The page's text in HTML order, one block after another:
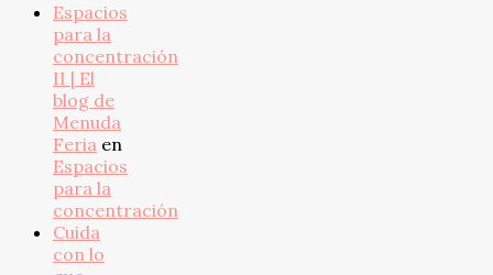
Espacios
para la
concentración
II | El
blog de
Menuda
Feria en
Espacios
para la
concentración
Cuida
con lo